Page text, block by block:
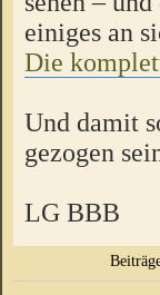
einiges an
Die
Und damit
gezogen
LG BBB